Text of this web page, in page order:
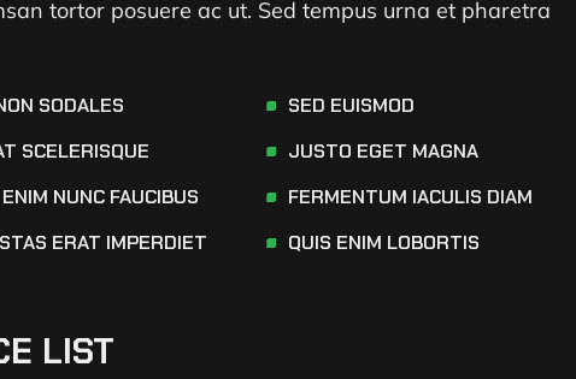
tortor posuere ac ut. Sed tempus urna et pharetra
SODALES
SCELERISQUE
NUNC FAUCIBUS
ERAT IMPERDIET
SED EUISMOD
JUSTO EGET MAGNA
FERMENTUM IACULIS DIAM
QUIS ENIM LOBORTIS
LIST